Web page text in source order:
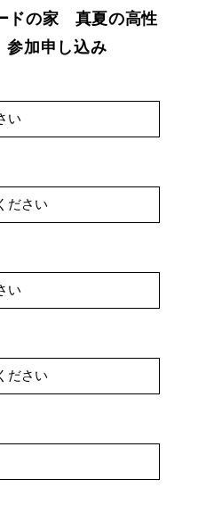
ドの家 真夏の高性
参加申し込み